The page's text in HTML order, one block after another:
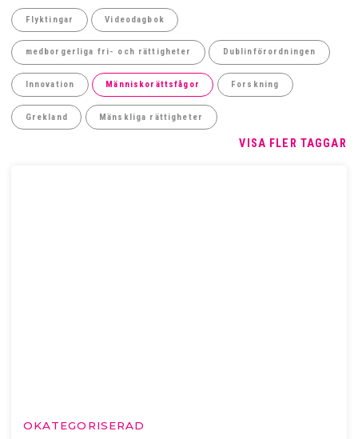
Flyktingar Videodagbok
medborgerliga fri- och rättigheter Dublinförordningen
Innovation Människorättsfågor Forskning
Grekland Mänskliga rättigheter
VISA FLER TAGGAR
OKATEGORISERAD